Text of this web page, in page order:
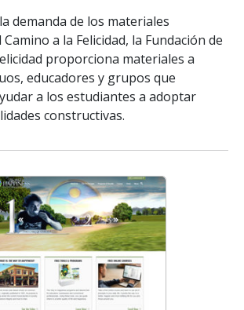
demanda de los materiales
a la Felicidad, la Fundación de
proporciona materiales a
educadores y grupos que
a los estudiantes a adoptar
constructivas.